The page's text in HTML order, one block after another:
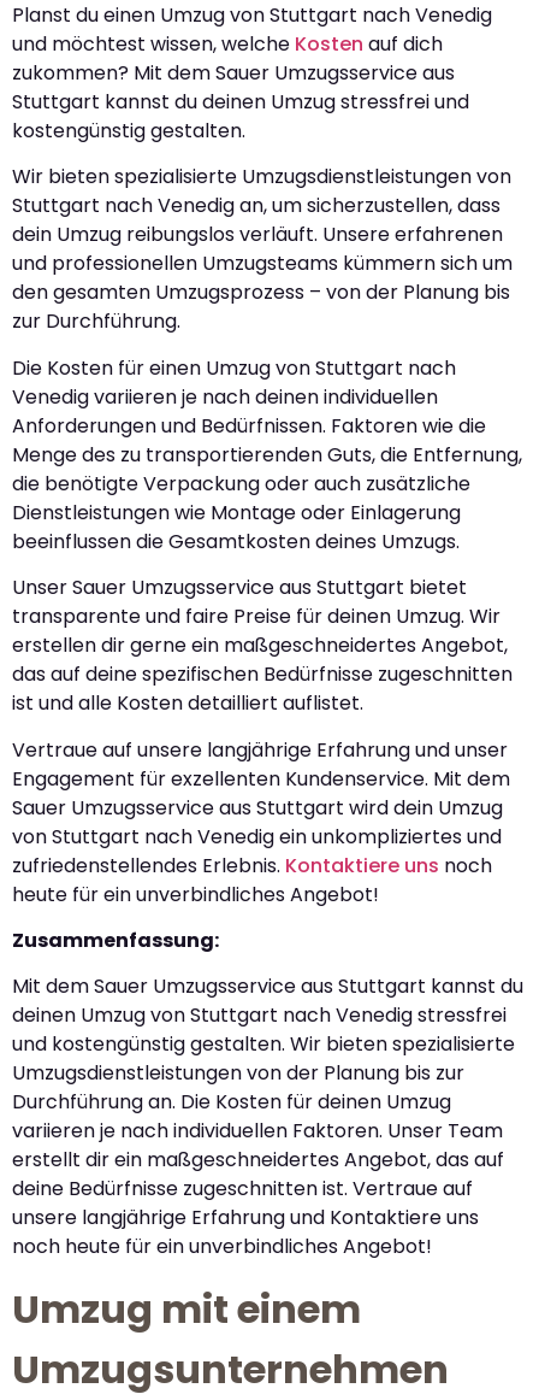
Planst du einen Umzug von Stuttgart nach Venedig
und möchtest wissen, welche Kosten auf dich
zukommen? Mit dem Sauer Umzugsservice aus
Stuttgart kannst du deinen Umzug stressfrei und
kostengünstig gestalten.
Wir bieten spezialisierte Umzugsdienstleistungen von
Stuttgart nach Venedig an, um sicherzustellen, dass
dein Umzug reibungslos verläuft. Unsere erfahrenen
und professionellen Umzugsteams kümmern sich um
den gesamten Umzugsprozess – von der Planung bis
zur Durchführung.
Die Kosten für einen Umzug von Stuttgart nach
Venedig variieren je nach deinen individuellen
Anforderungen und Bedürfnissen. Faktoren wie die
Menge des zu transportierenden Guts, die Entfernung,
die benötigte Verpackung oder auch zusätzliche
Dienstleistungen wie Montage oder Einlagerung
beeinflussen die Gesamtkosten deines Umzugs.
Unser Sauer Umzugsservice aus Stuttgart bietet
transparente und faire Preise für deinen Umzug. Wir
erstellen dir gerne ein maßgeschneidertes Angebot,
das auf deine spezifischen Bedürfnisse zugeschnitten
ist und alle Kosten detailliert auflistet.
Vertraue auf unsere langjährige Erfahrung und unser
Engagement für exzellenten Kundenservice. Mit dem
Sauer Umzugsservice aus Stuttgart wird dein Umzug
von Stuttgart nach Venedig ein unkompliziertes und
zufriedenstellendes Erlebnis. Kontaktiere uns noch
heute für ein unverbindliches Angebot!
Zusammenfassung:
Mit dem Sauer Umzugsservice aus Stuttgart kannst du
deinen Umzug von Stuttgart nach Venedig stressfrei
und kostengünstig gestalten. Wir bieten spezialisierte
Umzugsdienstleistungen von der Planung bis zur
Durchführung an. Die Kosten für deinen Umzug
variieren je nach individuellen Faktoren. Unser Team
erstellt dir ein maßgeschneidertes Angebot, das auf
deine Bedürfnisse zugeschnitten ist. Vertraue auf
unsere langjährige Erfahrung und Kontaktiere uns
noch heute für ein unverbindliches Angebot!
Umzug mit einem
Umzugsunternehmen